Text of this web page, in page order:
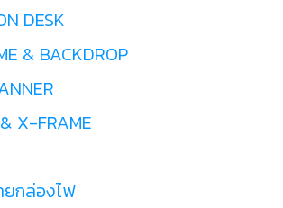
DESK
& BACKDROP
X-FRAME
กล่องไฟ